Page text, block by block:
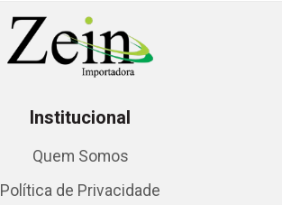
Institucional
Quem Somos
Política de Privacidade